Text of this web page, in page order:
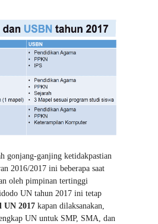
gonjang-ganjing ketidakpastian
2016/2017 ini beberapa saat
oleh pimpinan tertinggi
UN tahun 2017 ini tetap
UN 2017 kapan dilaksanakan,
UN untuk SMP, SMA, dan